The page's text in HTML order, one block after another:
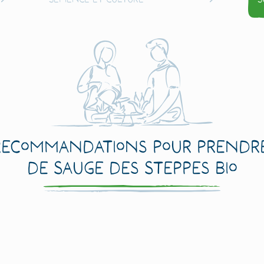
pour
de Sauge des Steppes Bio